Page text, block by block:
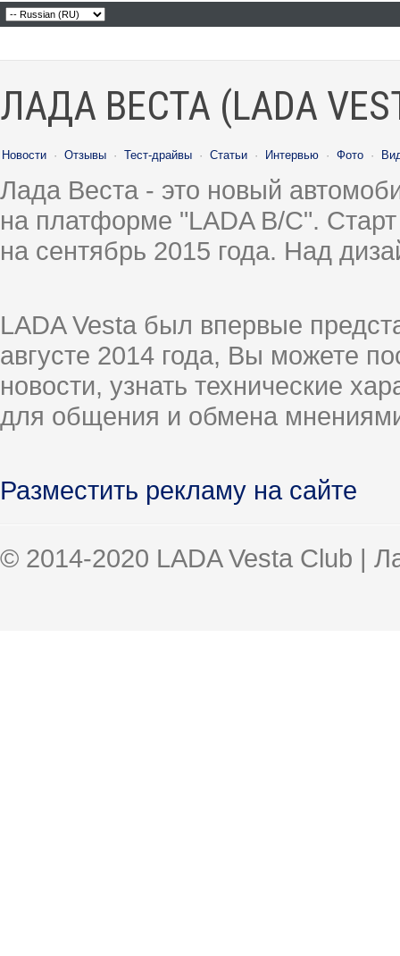
ЛАДА ВЕСТА (LADA
Новости · Отзывы · Тест-драйвы · Статьи · Интервью · Фото ·
Лада Веста - это новый
на платформе "LADA B/C".
на сентябрь 2015 года. Над
LADA Vesta был впервые
августе 2014 года, Вы можете
новости, узнать технические
для общения и обмена
Разместить рекламу на сайте
© 2014-2020 LADA Vesta Club |